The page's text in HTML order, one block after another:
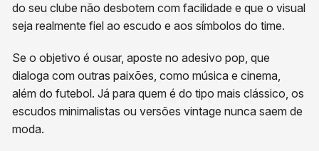
do seu clube não desbotem com facilidade e que o visual
seja realmente fiel ao escudo e aos símbolos do time.
Se o objetivo é ousar, aposte no adesivo pop, que
dialoga com outras paixões, como música e cinema,
além do futebol. Já para quem é do tipo mais clássico, os
escudos minimalistas ou versões vintage nunca saem de
moda.